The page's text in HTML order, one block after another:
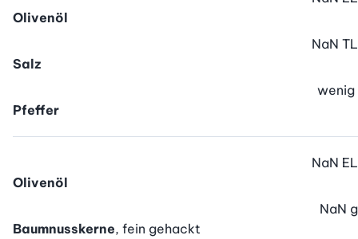
Olivenöl
Salz
NaN TL
Pfeffer
wenig
Olivenöl
NaN EL
Baumnusskerne, fein gehackt
NaN g